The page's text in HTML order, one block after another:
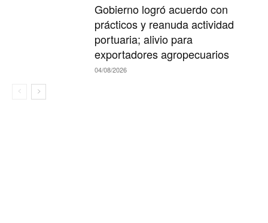
Gobierno logró acuerdo con
prácticos y reanuda actividad
portuaria; alivio para
exportadores agropecuarios
04/08/2026